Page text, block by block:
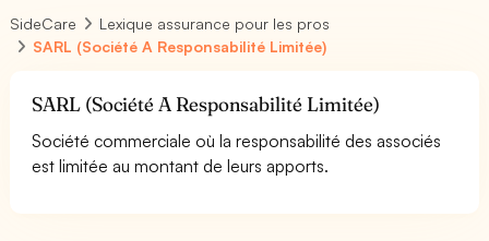
SideCare
Lexique assurance pour les pros
SARL (Société A Responsabilité Limitée)
SARL (Société A Responsabilité Limitée)
Société commerciale où la responsabilité des associés
est limitée au montant de leurs apports.